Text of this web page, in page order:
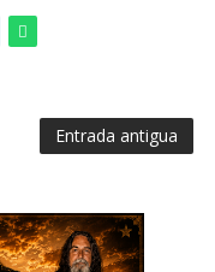
Entrada antigua